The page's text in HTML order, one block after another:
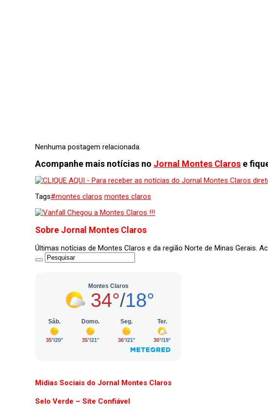
Nenhuma postagem relacionada.
Acompanhe mais notícias no Jornal Montes Claros e
Tags#montes claros montes claros
Sobre Jornal Montes Claros
Últimas notícias de Montes Claros e da região Norte de Minas Gerais.
Mídias Sociais do Jornal Montes Claros
Selo Verde – Site Confiável